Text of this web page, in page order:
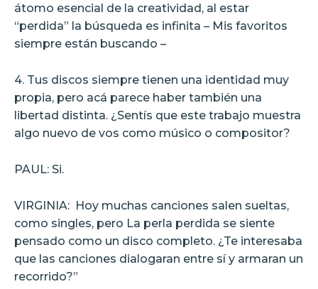
átomo esencial de la creatividad, al estar
“perdida” la búsqueda es infinita – Mis favoritos
siempre están buscando –
4. Tus discos siempre tienen una identidad muy
propia, pero acá parece haber también una
libertad distinta. ¿Sentís que este trabajo muestra
algo nuevo de vos como músico o compositor?
PAUL: Si.
VIRGINIA: Hoy muchas canciones salen sueltas,
como singles, pero La perla perdida se siente
pensado como un disco completo. ¿Te interesaba
que las canciones dialogaran entre sí y armaran un
recorrido?”